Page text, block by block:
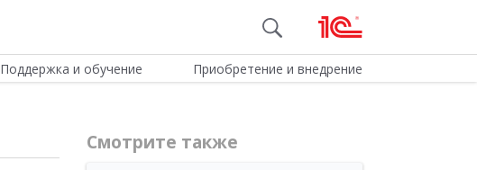
Поддержка и обучение Приобретение и внедрение
Смотрите также